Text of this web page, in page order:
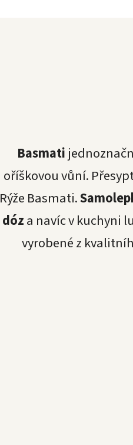
Basmati
oříškovou vůní.
Rýže Basmati.
dóza navíc v kuchyni
vyrobené z